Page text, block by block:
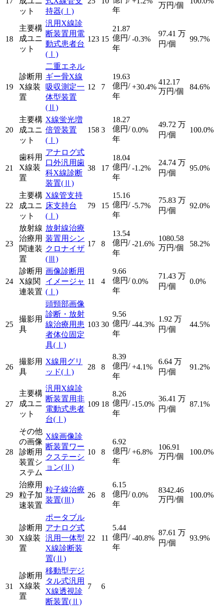
ット
持器(Ⅰ)
年
万円/個
18
主要構
成ユニ
ット
汎用X線診
断装置用電
動式患者台
(Ⅰ)
123 15
21.87
億円/
年
-0.3%
97.41 万
円/個
99.7%
19
診断用
X線装
置
二重エネル
ギー骨X線
吸収測定一
体型装置
(Ⅱ)
12 7
19.63
億円/
年
+30.4%
412.17
万円/個
84.6%
20
主要構
成ユニ
ット
X線蛍光増
倍管装置
(Ⅰ)
158 3
18.27
億円/
年
0.0%
49.72 万
円/個
100.0%
21
歯科用
X線装
置
アナログ式
口外汎用歯
科X線診断
装置(Ⅱ)
38 17
18.04
億円/
年
-1.2%
24.74 万
円/個
95.0%
22
主要構
成ユニ
ット
X線管支持
床支持台
(Ⅰ)
79 15
15.16
億円/
年
-5.7%
75.83 万
円/個
92.0%
23
放射線
治療用
関連装
置
放射線治療
装置用シン
クロナイザ
(Ⅲ)
17 8
13.54
億円/
年
-21.6%
1080.58
万円/個
58.2%
24
診断用
X線関
連装置
画像診断用
イメージャ
(Ⅰ)
11 4
9.66
億円/
年
0.0%
71.43 万
円/個
0.0%
25
撮影用
具
頭頸部画像
診断・放射
線治療用患
者体位固定
具(Ⅰ)
103 30
9.56
億円/
年
-44.3%
1.92 万
円/個
44.5%
26
撮影用
具
X線用グリ
ッド(Ⅰ)
28 8
8.39
億円/
年
+4.1%
6.64 万
円/個
91.2%
27
主要構
成ユニ
ット
汎用X線診
断装置用非
電動式患者
台(Ⅰ)
109 18
8.26
億円/
年
-15.0%
36.41 万
円/個
87.1%
28
その他
の画像
診断用
装置シ
ステム
X線画像診
断装置ワー
クステーシ
ョン(Ⅱ)
10 8
6.92
億円/
年
+6.8%
106.91
万円/個
100.0%
29
治療用
粒子加
速装置
粒子線治療
装置(Ⅲ)
26 8
6.15
億円/
年
0.0%
8342.46
万円/個
100.0%
30
診断用
X線装
置
ポータブル
アナログ式
汎用一体型
X線診断装
置(Ⅱ)
22 11
5.44
億円/
年
-40.8%
87.61 万
円/個
93.9%
31
診断用
X線装
置
移動型デジ
タル式汎用
X線透視診
断装置(Ⅱ)
7 6